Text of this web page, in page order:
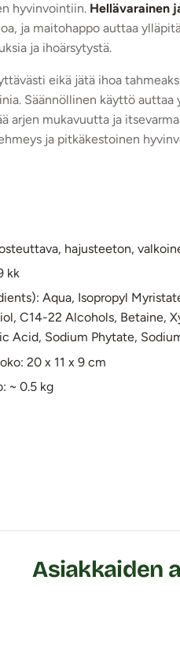
hyvinvointiin. Hellävarainen
ja maitohappo auttaa
ja ihoärsytystä.
eikä jätä ihoa
Säännöllinen käyttö auttaa
arjen mukavuutta ja
ja pitkäkestoinen
hajusteeton,
kk
Aqua, Isopropyl
C14-22 Alcohols, Betaine,
Acid, Sodium Phytate,
20 x 11 x 9 cm
~ 0.5 kg
Asiakkaiden